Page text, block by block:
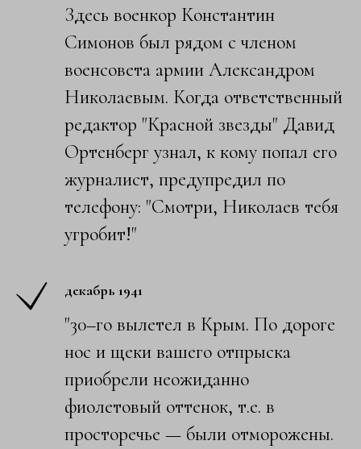
Здесь военкор Константин
Симонов был рядом с членом
военсовета армии Александром
Николаевым. Когда ответственный
редактор "Красной звезды" Давид
Ортенберг узнал, к кому попал его
журналист, предупредил по
телефону: "Смотри, Николаев тебя
угробит!"
декабрь 1941
"30–го вылетел в Крым. По дороге
нос и щеки вашего отпрыска
приобрели неожиданно
фиолетовый оттенок, т.е. в
просторечье — были отморожены.